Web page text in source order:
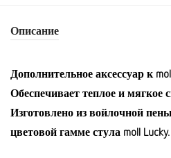
Описание
Дополнительное аксессуар к
Обеспечивает теплое и мягкое
Изготовлено из войлочной
цветовой гамме стула moll Lucky.